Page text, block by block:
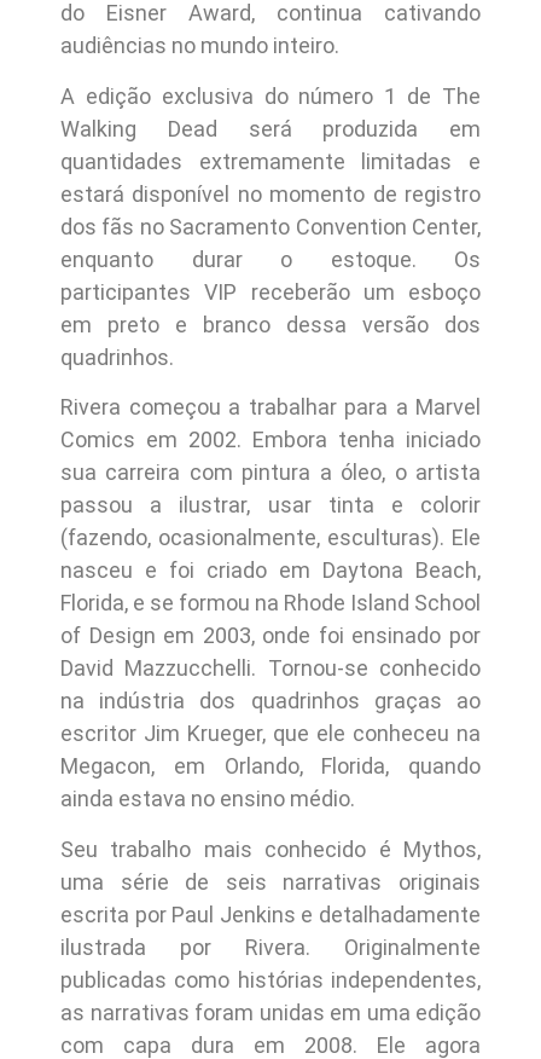
do Eisner Award, continua cativando
audiências no mundo inteiro.
A edição exclusiva do número 1 de The
Walking Dead será produzida em
quantidades extremamente limitadas e
estará disponível no momento de registro
dos fãs no Sacramento Convention Center,
enquanto durar o estoque. Os
participantes VIP receberão um esboço
em preto e branco dessa versão dos
quadrinhos.
Rivera começou a trabalhar para a Marvel
Comics em 2002. Embora tenha iniciado
sua carreira com pintura a óleo, o artista
passou a ilustrar, usar tinta e colorir
(fazendo, ocasionalmente, esculturas). Ele
nasceu e foi criado em Daytona Beach,
Florida, e se formou na Rhode Island School
of Design em 2003, onde foi ensinado por
David Mazzucchelli. Tornou-se conhecido
na indústria dos quadrinhos graças ao
escritor Jim Krueger, que ele conheceu na
Megacon, em Orlando, Florida, quando
ainda estava no ensino médio.
Seu trabalho mais conhecido é Mythos,
uma série de seis narrativas originais
escrita por Paul Jenkins e detalhadamente
ilustrada por Rivera. Originalmente
publicadas como histórias independentes,
as narrativas foram unidas em uma edição
com capa dura em 2008. Ele agora